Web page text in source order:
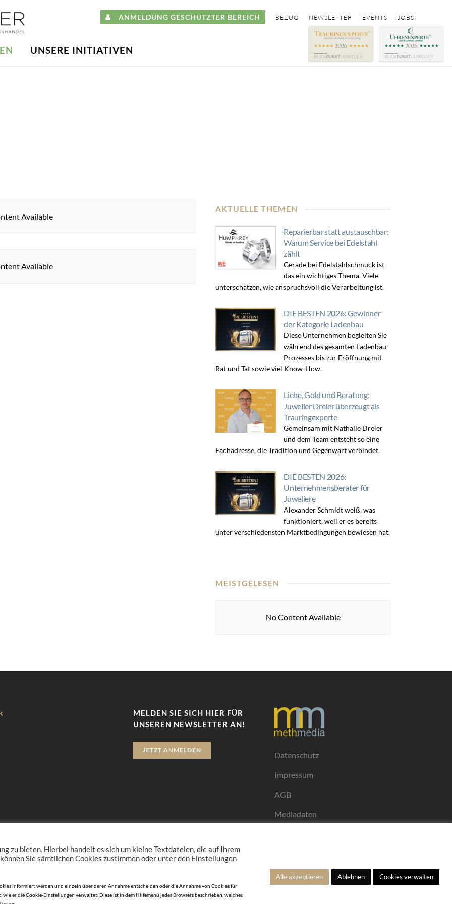
ANMELDUNG GESCHÜTZTER BEREICH BEZUG NEWSLETTER EVENTS JOBS
UNSERE INITIATIVEN
Available
Available
AKTUELLE THEMEN
Reparierbar statt austauschbar:
Warum Service bei Edelstahl
zählt
Gerade bei Edelstahlschmuck ist
das ein wichtiges Thema. Viele
unterschätzen, wie anspruchsvoll die Verarbeitung ist.
DIE BESTEN 2026: Gewinner
der Kategorie Ladenbau
Diese Unternehmen begleiten Sie
während des gesamten Ladenbau-
Prozesses bis zur Eröffnung mit
Rat und Tat sowie viel Know-How.
Liebe, Gold und Beratung:
Juwelier Dreier überzeugt als
Trauringexperte
Gemeinsam mit Nathalie Dreier
und dem Team entsteht so eine
Fachadresse, die Tradition und Gegenwart verbindet.
DIE BESTEN 2026:
Unternehmensberater für
Juweliere
Alexander Schmidt weiß, was
funktioniert, weil er es bereits
unter verschiedensten Marktbedingungen bewiesen hat.
MEISTGELESEN
No Content Available
MELDEN SIE SICH HIER FÜR
UNSEREN NEWSLETTER AN!
JETZT ANMELDEN
Datenschutz
Impressum
AGB
Mediadaten
zu bieten. Hierbei handelt es sich um kleine Textdateien, die auf Ihrem
Sie sämtlichen Cookies zustimmen oder unter den Einstellungen
informiert werden und einzeln über deren Annahme entscheiden oder die Annahme von Cookies für
er die Cookie-Einstellungen verwaltet. Diese ist in dem Hilfemenü jedes Browsers beschrieben, welches
Alle akzeptieren Ablehnen Cookies verwalten